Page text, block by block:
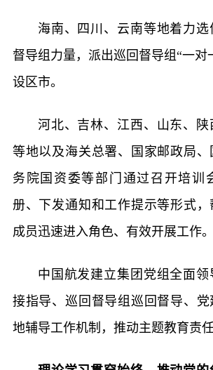
海南、四川、云南等地着力选
督导组力量，派出巡回督导组“一对
设区市。
河北、吉林、江西、山东、陕
等地以及海关总署、国家邮政局、
务院国资委等部门通过召开培训
册、下发通知和工作提示等形式，
成员迅速进入角色、有效开展工作。
中国航发建立集团党组全面
接指导、巡回督导组巡回督导、
地辅导工作机制，推动主题教育责任